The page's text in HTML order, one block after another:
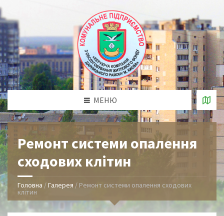
МЕНЮ
Ремонт системи опалення
сходових клітин
Головна /Галерея / Ремонт системи опалення сходових
клітин